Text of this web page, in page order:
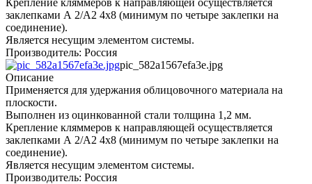
заклепками А 2/А2 4х8 (минимум по четыре заклепки на
соединение).
Является несущим элементом системы.
Производитель: Россия
pic_582a1567efa3e.jpg
Описание
Применяется для удержания облицовочного материала на
плоскости.
Выполнен из оцинкованной стали толщина 1,2 мм.
Крепление кляммеров к направляющей осуществляется
заклепками А 2/А2 4х8 (минимум по четыре заклепки на
соединение).
Является несущим элементом системы.
Производитель: Россия